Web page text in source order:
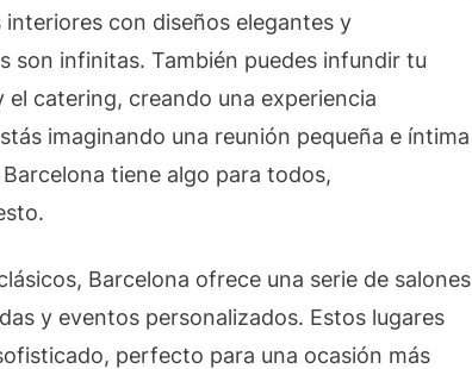
con diseños elegantes y
son infinitas. También puedes infundir tu
catering, creando una experiencia
imaginando una reunión pequeña e íntima
tiene algo para todos,
Barcelona ofrece una serie de salones
y eventos personalizados. Estos lugares
perfecto para una ocasión más